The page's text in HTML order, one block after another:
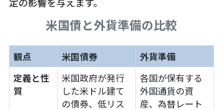
定の影響を与えます。
米国債と外貨準備の比較
観点 米国債券 外貨準備
定義と性
質
米国政府が発行
した米ドル建て
の債券、低リス
各国が保有する
外国通貨の資
産、為替レート